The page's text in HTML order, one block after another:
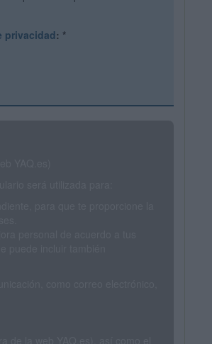
privacidad: *